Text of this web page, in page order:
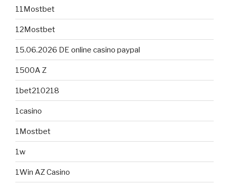
11Mostbet
12Mostbet
15.06.2026 DE online casino paypal
1500A Z
1bet210218
1casino
1Mostbet
1w
1Win AZ Casino